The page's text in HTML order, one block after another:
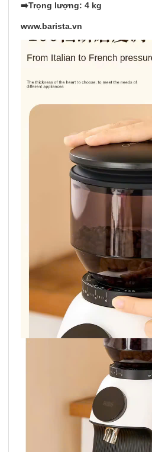
➡️Trọng lượng: 4 kg
www.barista.vn